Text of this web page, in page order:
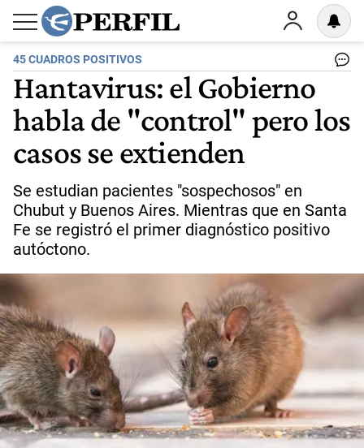
45 CUADROS POSITIVOS
Hantavirus: el Gobierno
habla de "control" pero los
casos se extienden
Se estudian pacientes "sospechosos" en
Chubut y Buenos Aires. Mientras que en Santa
Fe se registró el primer diagnóstico positivo
autóctono.